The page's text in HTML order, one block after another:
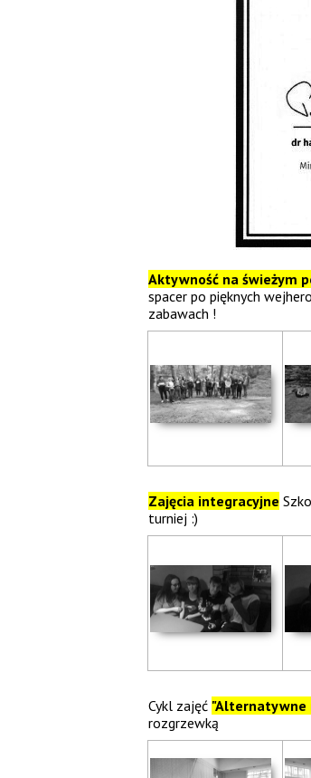
Aktywność na świeżym
spacer po pięknych
zabawach !
Zajęcia integracyjne
turniej :)
Cykl zajęć "Alternatywne
rozgrzewką